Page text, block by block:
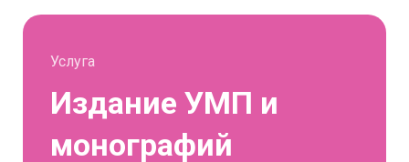
Услуга
Издание УМП и
монографий